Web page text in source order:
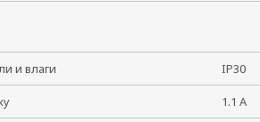
и влаги IP30
1.1 А